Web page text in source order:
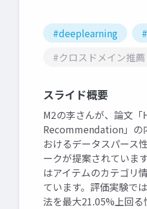
#deeplearning
#クロスドメイン推薦
スライド概要
M2の李さんが、論文
Recommendation」の
おけるデータスパース
ークが提案されていま
はアイテムのカテゴリ
ています。評価実験で
法を最大21.05%上回る